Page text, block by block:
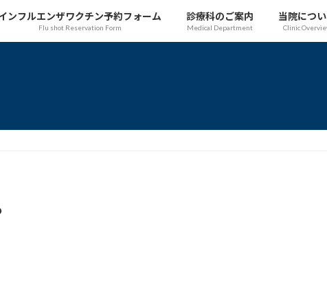
ンフルエンザワクチン予約フォーム
Flu shot Reservation Form
診療科のご案内
Medical Department
当院につ
Clinic